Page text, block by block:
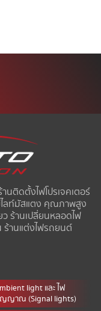
นติดตั้งไฟโปรเจคเตอร์
ไลท์มัสแตง คุณภาพสูง
ร้านเปลี่ยนหลอดไฟ
านแต่งไฟรถยนต์
light และ ไฟ
ญาณ (Signal lights)